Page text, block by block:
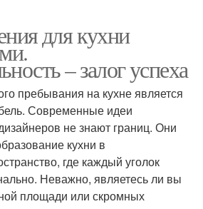
для кухни
– залог успеха
пребывания на кухне является
Современные идеи
не знают границ. Они
кухни в
где каждый уголок
Неважно, являетесь ли вы
площади или скромных